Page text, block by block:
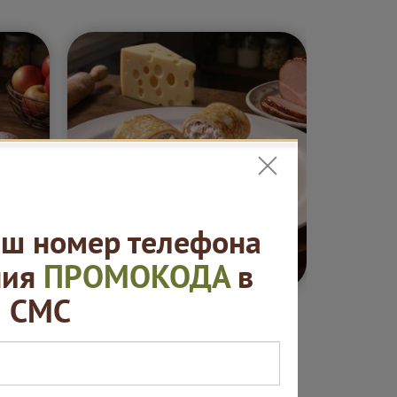
₽ от 420 ₽
номер телефона
ПРОМОКОДАв
СМС